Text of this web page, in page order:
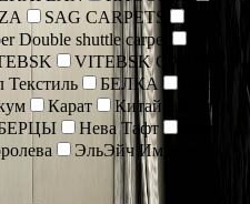
SAG CARPETS
Double shuttle carpet
VITEBSK CARPETS
Текстиль БЕЛКА
БРЕСТ
Карат
Китай коврики
Нева Тафт
Роял
ЭльЭйч Импорт энд